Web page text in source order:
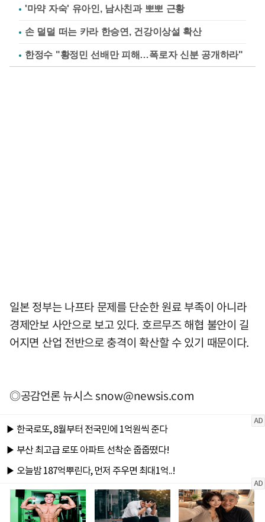
'마약 자숙' 유아인, 남사친과 뽀뽀 근황
손 덜덜 떠는 카라 한승연, 건강이상설 확산
한정수 "황정민 선배만 피해…폭로자 신분 공개하라"
일본 정부는 나프타 문제를 단순한 원료 부족이 아니라
경제안보 사안으로 보고 있다. 호르무즈 해협 불안이 길
어지면 산업 전반으로 충격이 확산할 수 있기 때문이다.
◎공감언론 뉴시스snow@newsis.com